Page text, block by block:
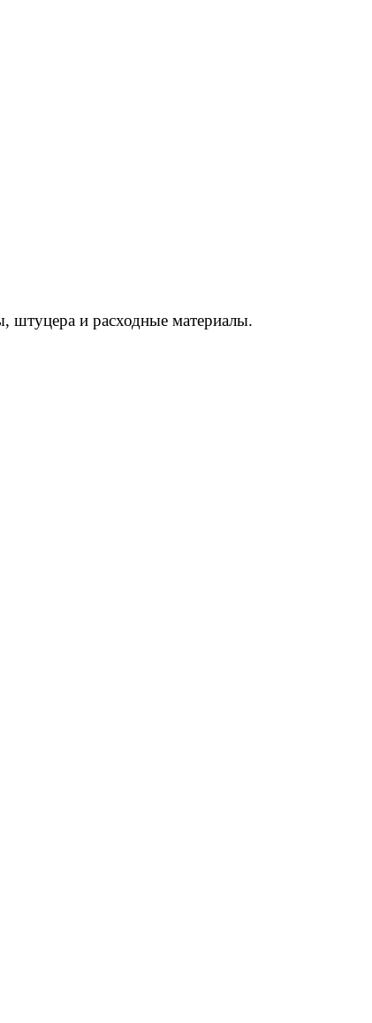
штуцера и расходные материалы.